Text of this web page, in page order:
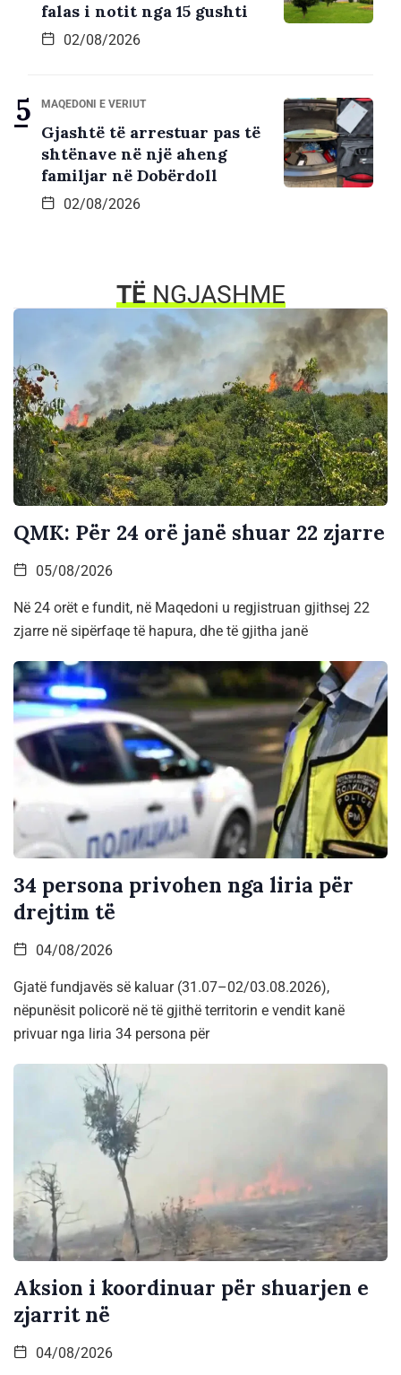
falas i notit nga 15 gushti
02/08/2026
MAQEDONI E VERIUT
Gjashtë të arrestuar pas të
shtënave në një aheng
familjar në Dobërdoll
02/08/2026
TËNGJASHME
QMK: Për 24 orë janë shuar 22 zjarre
05/08/2026
Në 24 orët e fundit, në Maqedoni u regjistruan gjithsej 22
zjarre në sipërfaqe të hapura, dhe të gjitha janë
34 persona privohen nga liria për
drejtim të
04/08/2026
Gjatë fundjavës së kaluar (31.07–02/03.08.2026),
nëpunësit policorë në të gjithë territorin e vendit kanë
privuar nga liria 34 persona për
Aksion i koordinuar për shuarjen e
zjarrit në
04/08/2026